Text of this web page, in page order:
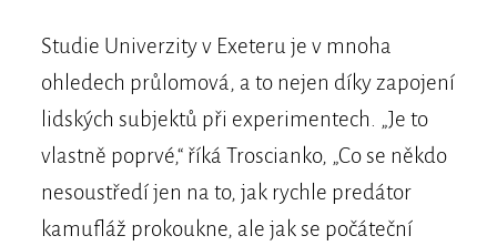
Studie Univerzity v Exeteru je v mnoha
ohledech průlomová, a to nejen díky zapojení
lidských subjektů při experimentech. „Je to
vlastně poprvé,“ říká Troscianko, „Co se někdo
nesoustředí jen na to, jak rychle predátor
kamufláž prokoukne, ale jak se počáteční